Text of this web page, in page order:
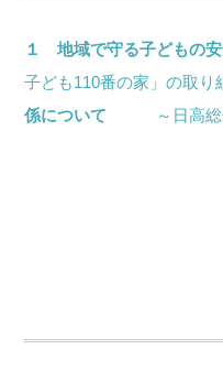
１ 地域で守る子どもの
子ども110番の家」の取り
係について ～日高総合